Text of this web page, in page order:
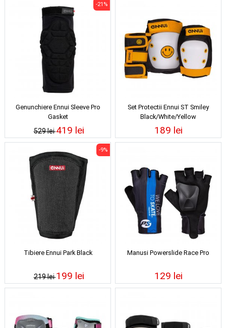
Genunchiere Ennui Sleeve Pro
Gasket
529 lei
-21%
419 lei
Set Protectii Ennui ST Smiley
Black/White/Yellow
189 lei
Tibiere Ennui Park Black
219 lei
-9%
199 lei
Manusi Powerslide Race Pro
129 lei